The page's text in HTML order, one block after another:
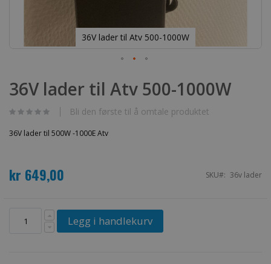
36V lader til Atv 500-1000W
til
begynnelsen
bildegalleri
36V lader til Atv 500-1000W
Bli den første til å omtale produktet
36V lader til 500W -1000E Atv
kr 649,00 SKU 36v lader
Legg i handlekurv